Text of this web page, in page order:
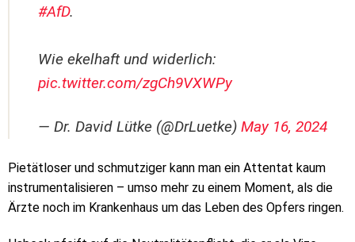
#AfD.
Wie ekelhaft und widerlich:
pic.twitter.com/zgCh9VXWPy
— Dr. David Lütke (@DrLuetke) May 16, 2024
Pietätloser und schmutziger kann man ein Attentat kaum
instrumentalisieren – umso mehr zu einem Moment, als die
Ärzte noch im Krankenhaus um das Leben des Opfers ringen.